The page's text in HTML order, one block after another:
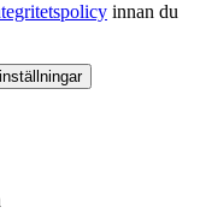
innan du